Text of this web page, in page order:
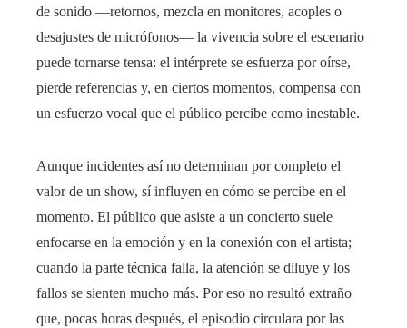
de sonido —retornos, mezcla en monitores, acoples o
desajustes de micrófonos— la vivencia sobre el escenario
puede tornarse tensa: el intérprete se esfuerza por oírse,
pierde referencias y, en ciertos momentos, compensa con
un esfuerzo vocal que el público percibe como inestable.
Aunque incidentes así no determinan por completo el
valor de un show, sí influyen en cómo se percibe en el
momento. El público que asiste a un concierto suele
enfocarse en la emoción y en la conexión con el artista;
cuando la parte técnica falla, la atención se diluye y los
fallos se sienten mucho más. Por eso no resultó extraño
que, pocas horas después, el episodio circulara por las